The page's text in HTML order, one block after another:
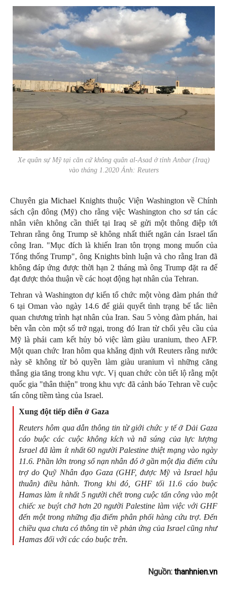
Xe quân sự Mỹ tại căn cứ không quân al-Asad ở tỉnh Anbar (Iraq)
vào tháng 1.2020 Ảnh: Reuters
Chuyên gia Michael Knights thuộc Viện Washington về Chính
sách cận đông (Mỹ) cho rằng việc Washington cho sơ tán các
nhân viên không cần thiết tại Iraq sẽ gửi một thông điệp tới
Tehran rằng ông Trump sẽ không nhất thiết ngăn cản Israel tấn
công Iran. "Mục đích là khiến Iran tôn trọng mong muốn của
Tổng thống Trump", ông Knights bình luận và cho rằng Iran đã
không đáp ứng được thời hạn 2 tháng mà ông Trump đặt ra để
đạt được thỏa thuận về các hoạt động hạt nhân của Tehran.
Tehran và Washington dự kiến tổ chức một vòng đàm phán thứ
6 tại Oman vào ngày 14.6 để giải quyết tình trạng bế tắc liên
quan chương trình hạt nhân của Iran. Sau 5 vòng đàm phán, hai
bên vẫn còn một số trở ngại, trong đó Iran từ chối yêu cầu của
Mỹ là phải cam kết hủy bỏ việc làm giàu uranium, theo AFP.
Một quan chức Iran hôm qua khẳng định với Reuters rằng nước
này sẽ không từ bỏ quyền làm giàu uranium vì những căng
thẳng gia tăng trong khu vực. Vị quan chức còn tiết lộ rằng một
quốc gia "thân thiện" trong khu vực đã cảnh báo Tehran về cuộc
tấn công tiềm tàng của Israel.
Xung đột tiếp diễn ở Gaza
Reuters hôm qua dẫn thông tin từ giới chức y tế ở Dải Gaza
cáo buộc các cuộc không kích và nã súng của lực lượng
Israel đã làm ít nhất 60 người Palestine thiệt mạng vào ngày
11.6. Phần lớn trong số nạn nhân đó ở gần một địa điểm cứu
trợ do Quỹ Nhân đạo Gaza (GHF, được Mỹ và Israel hậu
thuẫn) điều hành. Trong khi đó, GHF tối 11.6 cáo buộc
Hamas làm ít nhất 5 người chết trong cuộc tấn công vào một
chiếc xe buýt chở hơn 20 người Palestine làm việc với GHF
đến một trong những địa điểm phân phối hàng cứu trợ. Đến
chiều qua chưa có thông tin về phản ứng của Israel cũng như
Hamas đối với các cáo buộc trên.
Nguồn: thanhnien.vn